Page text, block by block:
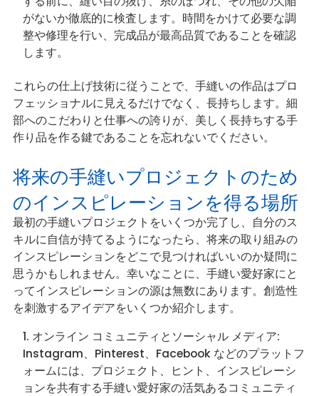
がないか徹底的に検査します。時間をかけて必要な調
整や修理を行い、完成品が最高品質であることを確認
します。
これらの仕上げ技術に従うことで、手縫いの作品はプロ
フェッショナルに見えるだけでなく、長持ちします。細
部へのこだわりと仕事への誇りが、美しく長持ちする手
作り品を作る鍵であることを忘れないでください。
将来の手縫いプロジェクトのため
のインスピレーションを得る場所
最初の手縫いプロジェクトをいくつか完了し、自分のス
キルに自信が持てるようになったら、将来の取り組みの
インスピレーションをどこで見つければいいのか疑問に
思うかもしれません。幸いなことに、手縫い愛好家にと
ってインスピレーションの源は無数にあります。創造性
を刺激するアイデアをいくつか紹介します。
オンライン コミュニティとソーシャル メディア:
Instagram、Pinterest、Facebook などのプラットフ
ォームには、プロジェクト、ヒント、インスピレーシ
ョンを共有する手縫い愛好家の活気あるコミュニティ